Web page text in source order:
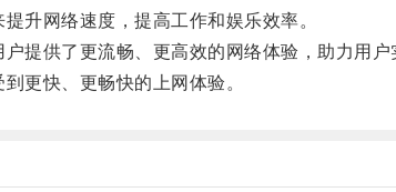
网络速度，提高工作和娱乐效率。
供了更流畅、更高效的网络体验，助力用户
更快、更畅快的上网体验。